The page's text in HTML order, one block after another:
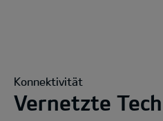
Konnektivität
Vernetzte